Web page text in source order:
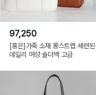
97,250
[홍은]가죽 소재 롱스트랩 세련된
데일리 여성 숄더백 고급